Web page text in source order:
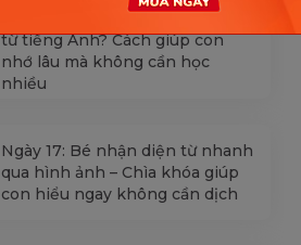
Ngày 18: Vì sao bé nhanh quên
từ tiếng Anh? Cách giúp con
nhớ lâu mà không cần học
nhiều
Ngày 17: Bé nhận diện từ nhanh
qua hình ảnh – Chìa khóa giúp
con hiểu ngay không cần dịch